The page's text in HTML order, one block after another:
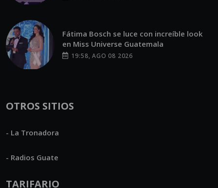
Fátima Bosch se luce con increíble look
en Miss Universe Guatemala
19:58, AGO 08 2026
OTROS SITIOS
- La Tronadora
- Radios Guate
TARIFARIO